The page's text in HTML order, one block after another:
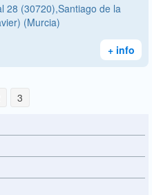
28 (30720),Santiago de la
(Murcia)
+ info
3